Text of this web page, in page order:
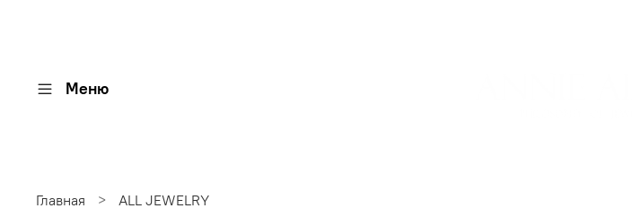
Меню
Главная ALL JEWELRY